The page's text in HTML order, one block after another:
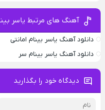
آهنگ های مرتبط یاسر
دانلود آهنگ یاسر بینام امانتی
دانلود آهنگ یاسر بینام سر
دیدگاه خود را بگذارید